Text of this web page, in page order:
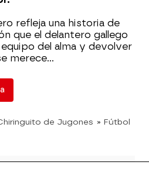
refleja una historia de
que el delantero gallego
del alma y devolver
merece...
de Jugones » Fútbol